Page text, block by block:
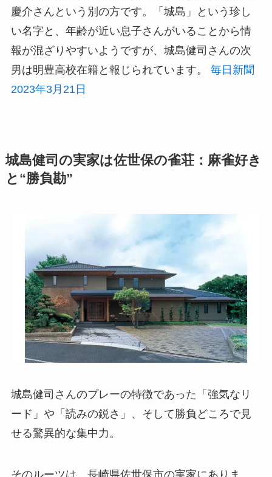
慶介さんという別の方です。「城島」という珍し
い名字と、年齢が近い息子さんがいることから情
報が混ざりやすいようですが、城島健司さんの次
男は明豊高校在籍と報じられています。 毎日新聞
2023年3月21日
城島健司の実家は佐世保の雀荘：麻雀好き
と“勝負勘”
城島健司さんのプレーの特徴であった「強気なリ
ード」や「読みの鋭さ」、そして勝負どころで見
せる驚異的な集中力。
そのルーツは、長崎県佐世保市の実家にありま